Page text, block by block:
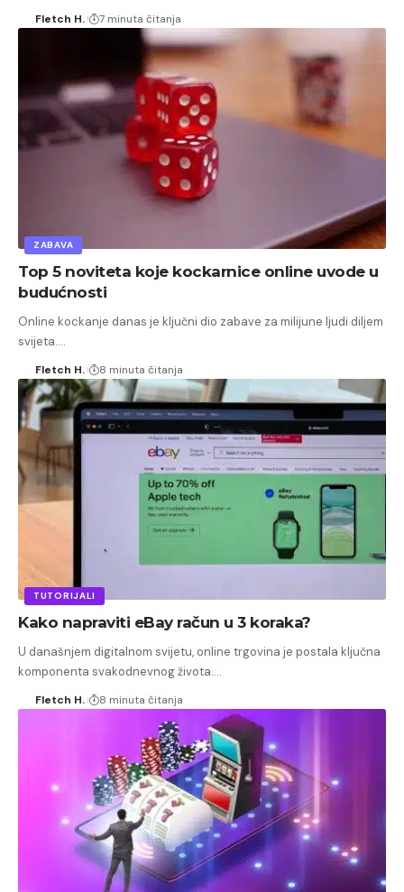
Fletch H. 7 minuta čitanja
ZABAVA
Top 5 noviteta koje kockarnice online uvode u
budućnosti
Online kockanje danas je ključni dio zabave za milijune ljudi diljem
svijeta.…
Fletch H. 8 minuta čitanja
TUTORIJALI
Kako napraviti eBay račun u 3 koraka?
U današnjem digitalnom svijetu, online trgovina je postala ključna
komponenta svakodnevnog života.…
Fletch H. 8 minuta čitanja